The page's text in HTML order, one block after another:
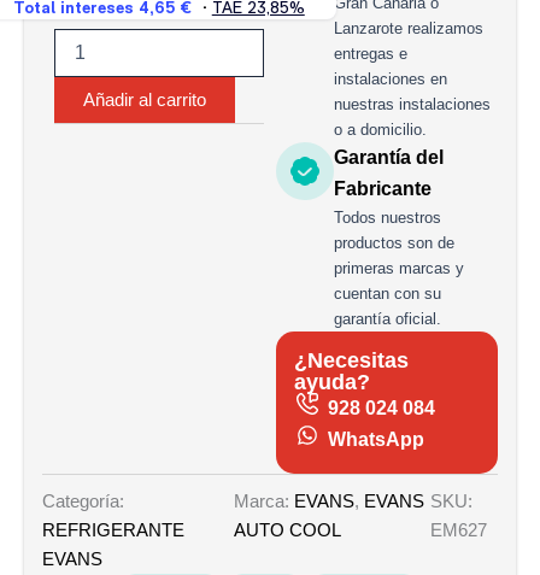
Añadir al carrito
Lanzarote realizamos
entregas e
instalaciones en
nuestras instalaciones
o a domicilio.
Garantía del
Fabricante
Todos nuestros
productos son de
primeras marcas y
cuentan con su
garantía oficial.
¿Necesitas
ayuda?
928 024 084
WhatsApp
Categoría:
REFRIGERANTE
EVANS
Marca: EVANS, EVANS
AUTO COOL
SKU:
EM627